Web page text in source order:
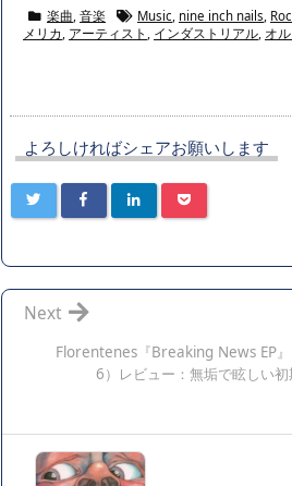
楽曲 音楽 Music nine inch nails
メリカ アーティスト インダストリアル オ
よろしければシェアお願いします
Florentenes『Breaking News EP
6）レビュー：無垢で眩しい初
Next